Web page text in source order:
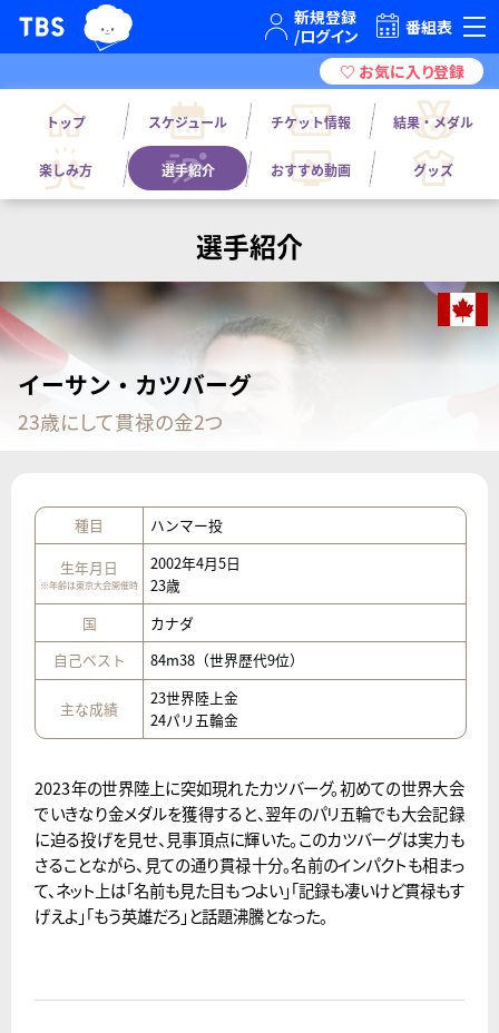
TBSテレビ｜ときめくときを。 番組表
トップ スケジュール チケット情報 結果・メダル
楽しみ方 選手紹介 おすすめ動画 グッズ
選手紹介
イーサン・カツバーグ
23歳にして貫禄の金2つ
種目
ハンマー投
生年月日
※年齢は東京大会開催時
2002年4月5日
23歳
国
カナダ
自己ベスト
84m38（世界歴代9位）
主な成績
23世界陸上金
24パリ五輪金
2023年の世界陸上に突如現れたカツバーグ。初めての世界大会
でいきなり金メダルを獲得すると、翌年のパリ五輪でも大会記録
に迫る投げを見せ、見事頂点に輝いた。このカツバーグは実力も
さることながら、見ての通り貫禄十分。名前のインパクトも相まっ
て、ネット上は「名前も見た目もつよい」「記録も凄いけど貫禄もす
げえよ」「もう英雄だろ」と話題沸騰となった。